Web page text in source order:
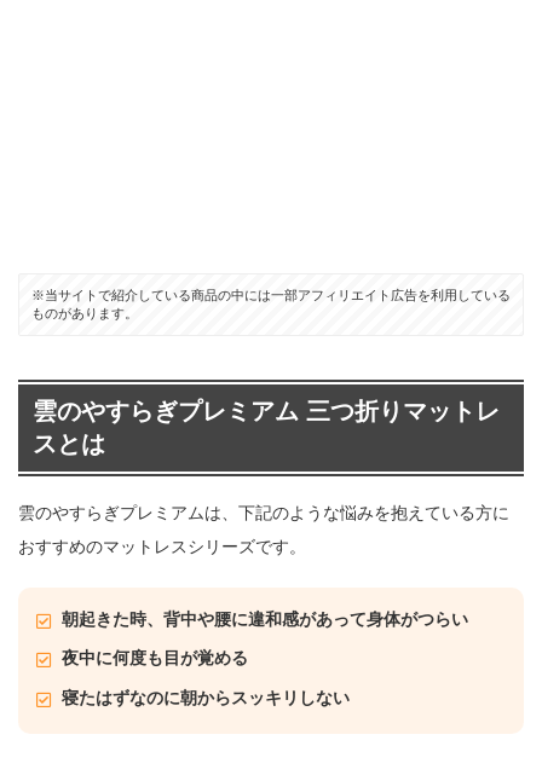
※当サイトで紹介している商品の中には一部アフィリエイト広告を利用している
ものがあります。
雲のやすらぎプレミアム 三つ折りマットレ
スとは
雲のやすらぎプレミアムは、下記のような悩みを抱えている方に
おすすめのマットレスシリーズです。
朝起きた時、背中や腰に違和感があって身体がつらい
夜中に何度も目が覚める
寝たはずなのに朝からスッキリしない